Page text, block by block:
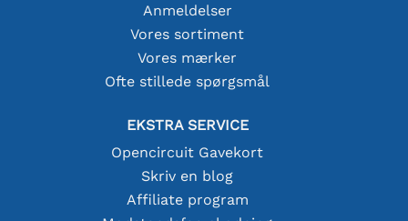
Anmeldelser
Vores sortiment
Vores mærker
Ofte stillede spørgsmål
EKSTRA SERVICE
Opencircuit Gavekort
Skriv en blog
Affiliate program